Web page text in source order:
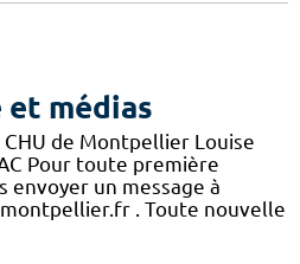
et médias
de Montpellier Louise
Pour toute première
envoyer un message à
. Toute nouvelle